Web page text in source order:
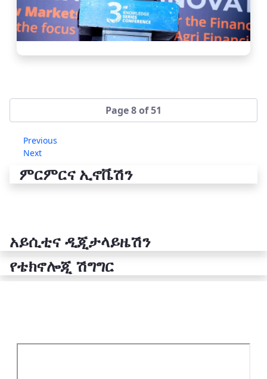
Page 8 of 51
Previous
Next
ምርምርና ኢኖቬሽን
አይሲቲና ዲጂታላይዜሽን
የቴክኖሎጂ ሽግግር